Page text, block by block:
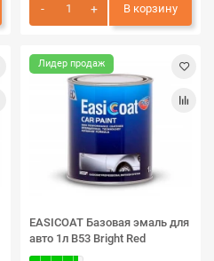
В корзину
Лидер продаж
EASICOAT Базовая эмаль для
авто 1л B53 Bright Red